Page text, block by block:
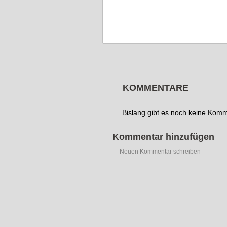
KOMMENTARE
Bislang gibt es noch keine
Kommentar hinzufügen
Neuen Kommentar schreiben